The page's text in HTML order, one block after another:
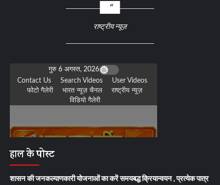
राष्ट्रीय न्यूज़
हाल के पोस्ट
शासन की जनकल्याणकारी योजनाओं का करें समयबद्ध क्रियान्वयन , प्रत्येक पात्र